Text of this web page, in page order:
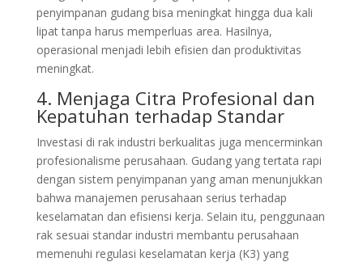
penyimpanan gudang bisa meningkat hingga dua kali
lipat tanpa harus memperluas area. Hasilnya,
operasional menjadi lebih efisien dan produktivitas
meningkat.
4. Menjaga Citra Profesional dan
Kepatuhan terhadap Standar
Investasi di rak industri berkualitas juga mencerminkan
profesionalisme perusahaan. Gudang yang tertata rapi
dengan sistem penyimpanan yang aman menunjukkan
bahwa manajemen perusahaan serius terhadap
keselamatan dan efisiensi kerja. Selain itu, penggunaan
rak sesuai standar industri membantu perusahaan
memenuhi regulasi keselamatan kerja (K3) yang